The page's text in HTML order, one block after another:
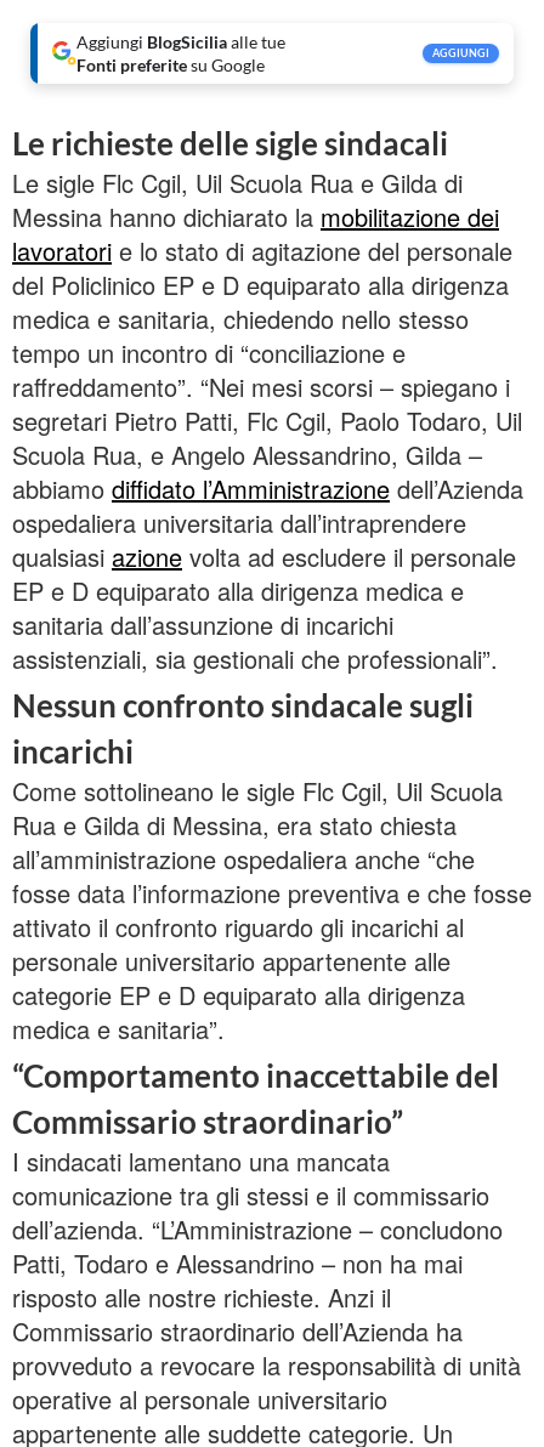
Aggiungi BlogSiciliaalle tue
Fonti preferitesu Google
AGGIUNGI
Le richieste delle sigle sindacali
Le sigle Flc Cgil, Uil Scuola Rua e Gilda di
Messina hanno dichiarato la mobilitazione dei
lavoratori e lo stato di agitazione del personale
del Policlinico EP e D equiparato alla dirigenza
medica e sanitaria, chiedendo nello stesso
tempo un incontro di “conciliazione e
raffreddamento”. “Nei mesi scorsi – spiegano i
segretari Pietro Patti, Flc Cgil, Paolo Todaro, Uil
Scuola Rua, e Angelo Alessandrino, Gilda –
abbiamo diffidato l’Amministrazione dell’Azienda
ospedaliera universitaria dall’intraprendere
qualsiasi azione volta ad escludere il personale
EP e D equiparato alla dirigenza medica e
sanitaria dall’assunzione di incarichi
assistenziali, sia gestionali che professionali”.
Nessun confronto sindacale sugli
incarichi
Come sottolineano le sigle Flc Cgil, Uil Scuola
Rua e Gilda di Messina, era stato chiesta
all’amministrazione ospedaliera anche “che
fosse data l’informazione preventiva e che fosse
attivato il confronto riguardo gli incarichi al
personale universitario appartenente alle
categorie EP e D equiparato alla dirigenza
medica e sanitaria”.
“Comportamento inaccettabile del
Commissario straordinario”
I sindacati lamentano una mancata
comunicazione tra gli stessi e il commissario
dell’azienda. “L’Amministrazione – concludono
Patti, Todaro e Alessandrino – non ha mai
risposto alle nostre richieste. Anzi il
Commissario straordinario dell’Azienda ha
provveduto a revocare la responsabilità di unità
operative al personale universitario
appartenente alle suddette categorie. Un